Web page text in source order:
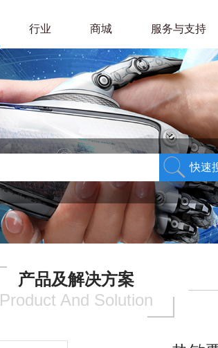
行业 商城 服务与支持
产品及解决方案
Product And Solution